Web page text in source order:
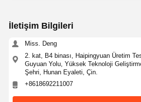
Evde
Fabrika Turu Kalite Kontrol Bize
İletişim Bilgileri
Miss. Deng
2. kat, B4 binası, Haipingyuan Üretim
Guyuan Yolu, Yüksek Teknoloji
Şehri, Hunan Eyaleti, Çin.
+8618692211007